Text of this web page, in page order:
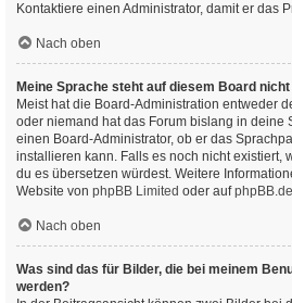
Kontaktiere einen Administrator, damit er das
Nach oben
Meine Sprache steht auf diesem Board
Meist hat die Board-Administration entweder
oder niemand hat das Forum bislang in deine
einen Board-Administrator, ob er das
installieren kann. Falls es noch nicht existiert,
du es übersetzen würdest. Weitere
Website von phpBB Limited oder aufphpBB.de
Nach oben
Was sind das für Bilder, die bei meinem
werden?